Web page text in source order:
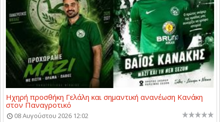
Ηχηρή προσθήκη Γελάλη και σημαντική ανανέωση Κανάκη
στον Παναγροτικό
08 Αυγούστου 2026 12:02